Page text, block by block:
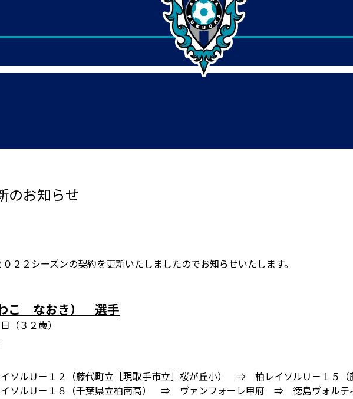
のお知らせ
２２シーズンの契約を更新いたしましたのでお知らせいたします。
こ なおき） 選手
（３２歳）
ルＵ－１２（藤代町立［現取手市立］桜が丘小） ⇒ 柏レイソルＵ－１５（藤
ソルＵ－１８（千葉県立柏南高） ⇒ ヴァンフォーレ甲府 ⇒ 徳島ヴォル